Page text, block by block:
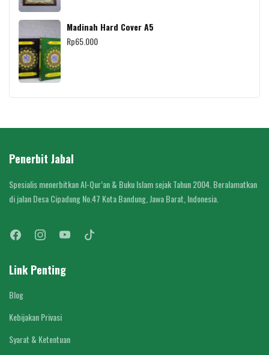
Madinah Hard Cover A5
Rp65.000
Penerbit Jabal
Spesialis menerbitkan Al-Qur’an & Buku Islam sejak Tahun 2004. Beralamatkan
di jalan Desa Cipadung No.47 Kota Bandung, Jawa Barat, Indonesia.
Link Penting
Blog
Kebijakan Privasi
Syarat & Ketentuan